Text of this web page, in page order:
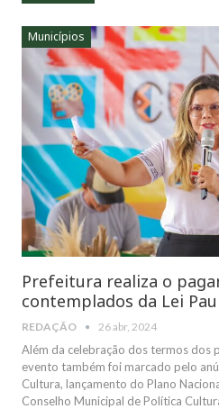
Municípios
Prefeitura realiza o
contemplados da Lei
REDAÇÃO 26 abr, 2024
Além da celebração dos termos dos
evento também foi marcado pelo
Cultura, lançamento do Plano
Conselho Municipal de Política